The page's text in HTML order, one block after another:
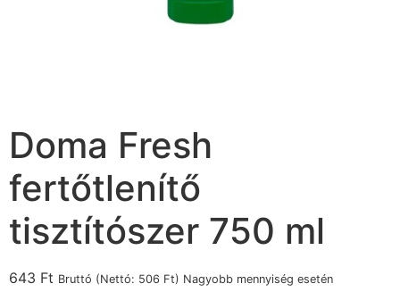
Doma Fresh
fertőtlenítő
tisztítószer 750 ml
643 Ft Bruttó (Nettó: 506 Ft) Nagyobb mennyiség esetén